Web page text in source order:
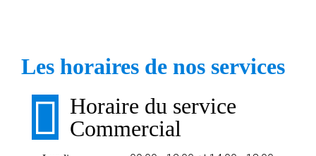
Les horaires de nos services
Horaire du service
Commercial